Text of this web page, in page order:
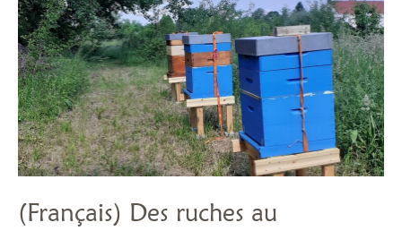
(Français) Des ruches au